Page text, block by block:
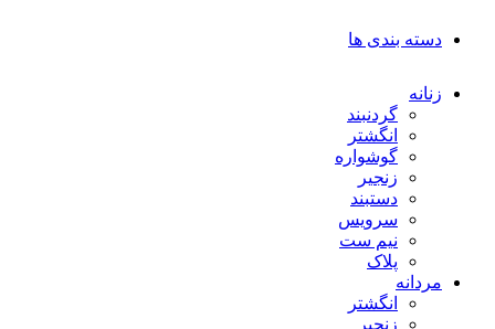
دسته بندی ها
زنانه
گردنبند
انگشتر
گوشواره
زنجیر
دستبند
سرویس
نیم ست
پلاک
مردانه
انگشتر
زنجیر